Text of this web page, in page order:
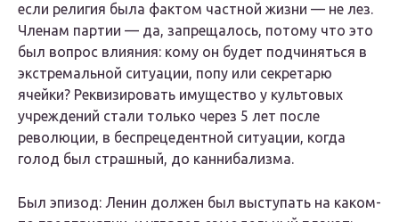
если религия была фактом частной жизни — не лез.
Членам партии — да, запрещалось, потому что это
был вопрос влияния: кому он будет подчиняться в
экстремальной ситуации, попу или секретарю
ячейки? Реквизировать имущество у культовых
учреждений стали только через 5 лет после
революции, в беспрецедентной ситуации, когда
голод был страшный, до каннибализма.
Был эпизод: Ленин должен был выступать на каком-